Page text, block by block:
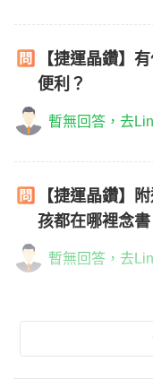
【捷運晶鑽】
便利？
暫無回答，去
【捷運晶鑽】
孩都在哪裡念書
暫無回答，去